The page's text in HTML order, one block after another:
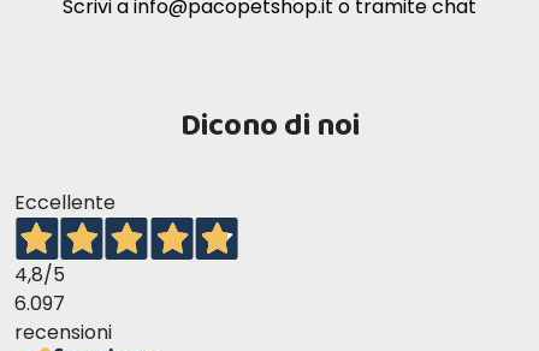
Scrivi ainfo@pacopetshop.it o tramite chat
Dicono di noi
Eccellente
4,8/5
6.097
recensioni